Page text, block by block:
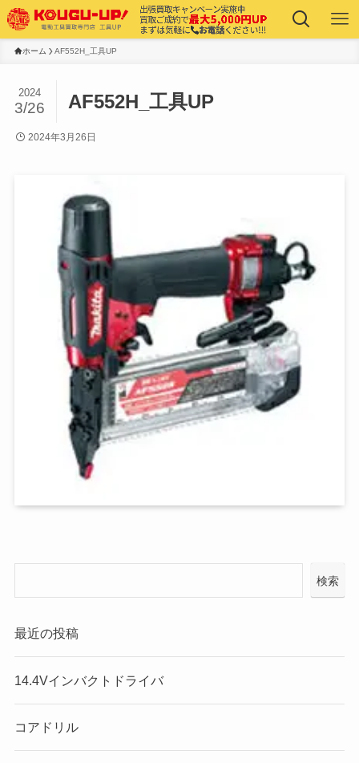
ホーム AF552H_工具UP
AF552H_工具UP
2024
3/26
2024年3月26日
検索
最近の投稿
14.4Vインバクトドライバ
コアドリル